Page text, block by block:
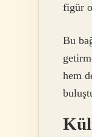
figür
Bu
hem